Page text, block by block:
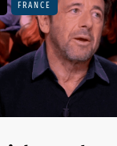
FRANCE